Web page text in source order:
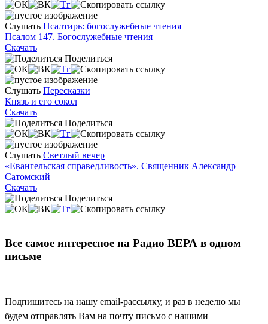
Слушать Псалтирь: богослужебные чтения
Псалом 147. Богослужебные чтения
Скачать
Поделиться
Слушать Пересказки
Князь и его сокол
Скачать
Поделиться
Слушать Светлый вечер
«Евангельская справедливость». Священник Александр
Сатомский
Скачать
Поделиться
Все самое интересное на Радио ВЕРА в одном
письме
Подпишитесь на нашу email-рассылку, и раз в неделю мы
будем отправлять Вам на почту письмо с нашими